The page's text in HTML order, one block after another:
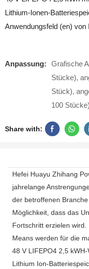
Lithium-Ionen-
Anwendungsfeld (en) von
Anpassung:
Grafische
Stücke),
Stück),
100 Stücke)
Share with:
Hefei Huayu Zhihang
jahrelange
der betroffenen
Möglichkeit, dass das
Fortschritt erzielen
Means werden für die
48 V LIFEPO4 2,5
Lithium Ion-